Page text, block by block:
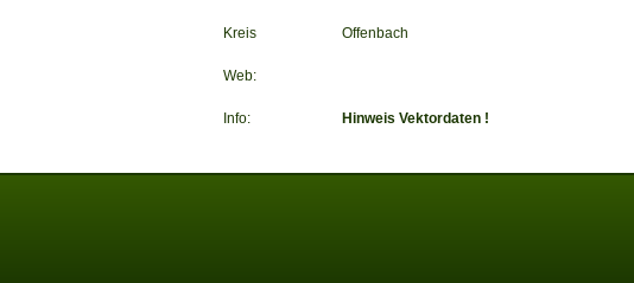
Kreis Offenbach
Web:
Info: Hinweis Vektordaten !